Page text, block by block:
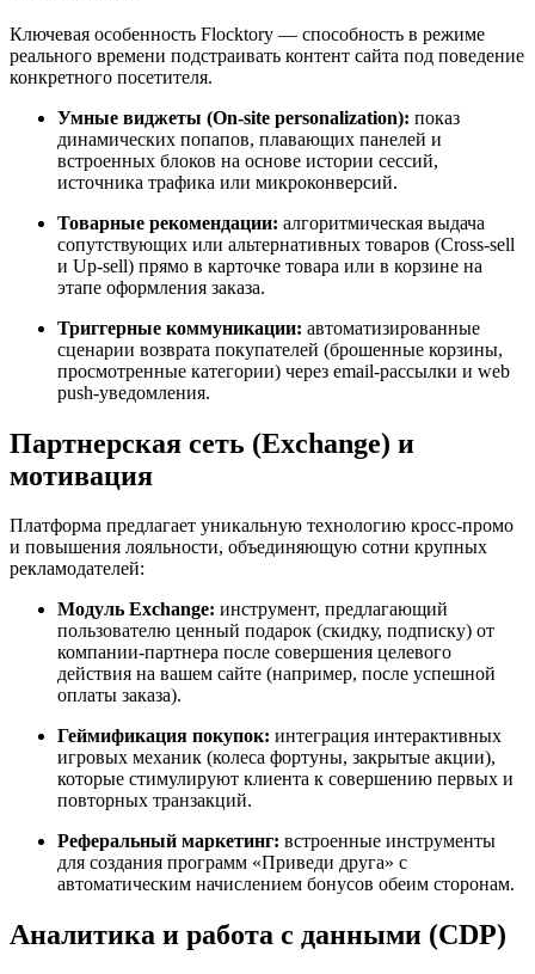
Ключевая особенность Flocktory — способность в режиме
реального времени подстраивать контент сайта под поведение
конкретного посетителя.
Умные виджеты (On-site personalization): показ
динамических попапов, плавающих панелей и
встроенных блоков на основе истории сессий,
источника трафика или микроконверсий.
Товарные рекомендации: алгоритмическая выдача
сопутствующих или альтернативных товаров (Cross-sell
и Up-sell) прямо в карточке товара или в корзине на
этапе оформления заказа.
Триггерные коммуникации: автоматизированные
сценарии возврата покупателей (брошенные корзины,
просмотренные категории) через email-рассылки и web
push-уведомления.
Партнерская сеть (Exchange) и
мотивация
Платформа предлагает уникальную технологию кросс-промо
и повышения лояльности, объединяющую сотни крупных
рекламодателей:
Модуль Exchange: инструмент, предлагающий
пользователю ценный подарок (скидку, подписку) от
компании-партнера после совершения целевого
действия на вашем сайте (например, после успешной
оплаты заказа).
Геймификация покупок: интеграция интерактивных
игровых механик (колеса фортуны, закрытые акции),
которые стимулируют клиента к совершению первых и
повторных транзакций.
Реферальный маркетинг: встроенные инструменты
для создания программ «Приведи друга» с
автоматическим начислением бонусов обеим сторонам.
Аналитика и работа с данными (CDP)